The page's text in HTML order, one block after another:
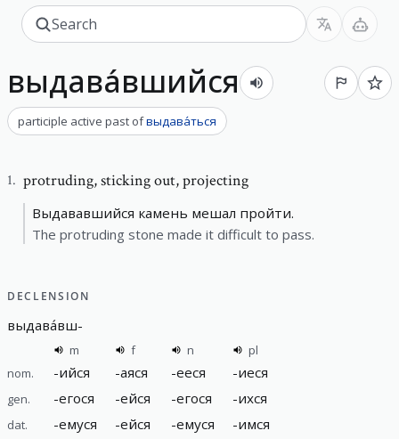
выдава́вшийся
participle active past ofвыдава́ться
1. protruding,sticking out, projecting
Выдававшийся камень мешал пройти.
The protruding stone made it difficult to pass.
DECLENSION
выдава́вш-
m f n
pl
nom.
-ийся -аяся -ееся -иеся
gen. -егося -ейся -егося -ихся
dat. -емуся -ейся -емуся -имся